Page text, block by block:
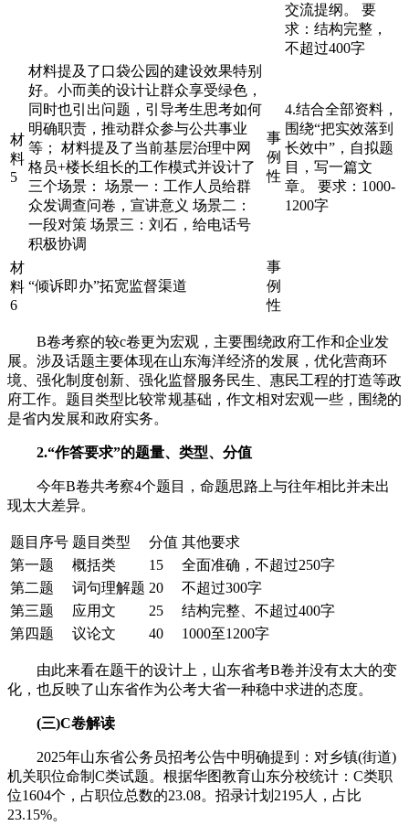
交流提纲。 要
求：结构完整，
不超过400字
材
料
5
材料提及了口袋公园的建设效果特别
好。小而美的设计让群众享受绿色，
同时也引出问题，引导考生思考如何
明确职责，推动群众参与公共事业
等； 材料提及了当前基层治理中网
格员+楼长组长的工作模式并设计了
三个场景： 场景一：工作人员给群
众发调查问卷，宣讲意义 场景二：
一段对策 场景三：刘石，给电话号
积极协调
事
例
性
4.结合全部资料，
围绕“把实效落到
长效中”，自拟题
目，写一篇文
章。 要求：1000-
1200字
材
料
6
“倾诉即办”拓宽监督渠道
事
例
性
B卷考察的较c卷更为宏观，主要围绕政府工作和企业发
展。涉及话题主要体现在山东海洋经济的发展，优化营商环
境、强化制度创新、强化监督服务民生、惠民工程的打造等政
府工作。题目类型比较常规基础，作文相对宏观一些，围绕的
是省内发展和政府实务。
2.“作答要求”的题量、类型、分值
今年B卷共考察4个题目，命题思路上与往年相比并未出
现太大差异。
题目序号 题目类型 分值 其他要求
第一题
概括类 15
全面准确，不超过250字
第二题
词句理解题 20
不超过300字
第三题
应用文 25
结构完整、不超过400字
第四题
议论文 40 1000至1200字
由此来看在题干的设计上，山东省考B卷并没有太大的变
化，也反映了山东省作为公考大省一种稳中求进的态度。
(三)C卷解读
2025年山东省公务员招考公告中明确提到：对乡镇(街道)
机关职位命制C类试题。根据华图教育山东分校统计：C类职
位1604个，占职位总数的23.08。招录计划2195人，占比
23.15%。